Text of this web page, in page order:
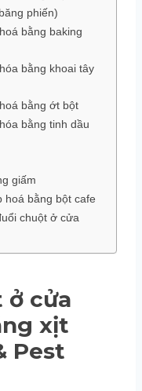
phiến)
bằng baking
bằng khoai tây
bằng ớt bột
bằng tinh dầu
giấm
hoá bằng bột cafe
chuột ở cửa
ở cửa
xịt
Pest